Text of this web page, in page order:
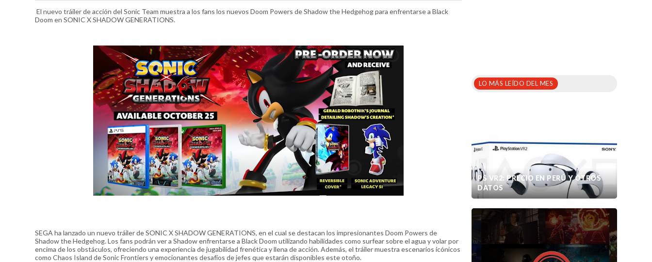
El nuevo tráiler de acción del Sonic Team muestra a los fans los nuevos Doom Powers de Shadow the Hedgehog para enfrentarse a Black
Doom en SONIC X SHADOW GENERATIONS.
SEGA ha lanzado un nuevo tráiler de SONIC X SHADOW GENERATIONS, en el cual se destacan los impresionantes Doom Powers de
Shadow the Hedgehog. Los fans podrán ver a Shadow enfrentarse a Black Doom utilizando habilidades como surfear sobre el agua y volar por
encima de los obstáculos, ofreciendo una experiencia de jugabilidad frenética y llena de acción. Además, el tráiler muestra escenarios icónicos
como Chaos Island de Sonic Frontiers y emocionantes desafíos de jefes que estarán disponibles este otoño.
LO MÁS LEÍDO DEL MES
PS VR2: PRECIO EN PERÚ Y OTROS
DATOS